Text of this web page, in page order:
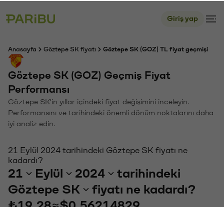
Giriş yap
Anasayfa Göztepe SK fiyatı Göztepe SK (GOZ) TL fiyat geçmişi
Göztepe SK (GOZ) Geçmiş Fiyat
Performansı
Göztepe SK'in yıllar içindeki fiyat değişimini inceleyin.
Performansını ve tarihindeki önemli dönüm noktalarını daha
iyi analiz edin.
21 Eylül 2024 tarihindeki Göztepe SK fiyatı ne
kadardı?
21 Eylül 2024
tarihindeki
Göztepe SK
fiyatı ne kadardı?